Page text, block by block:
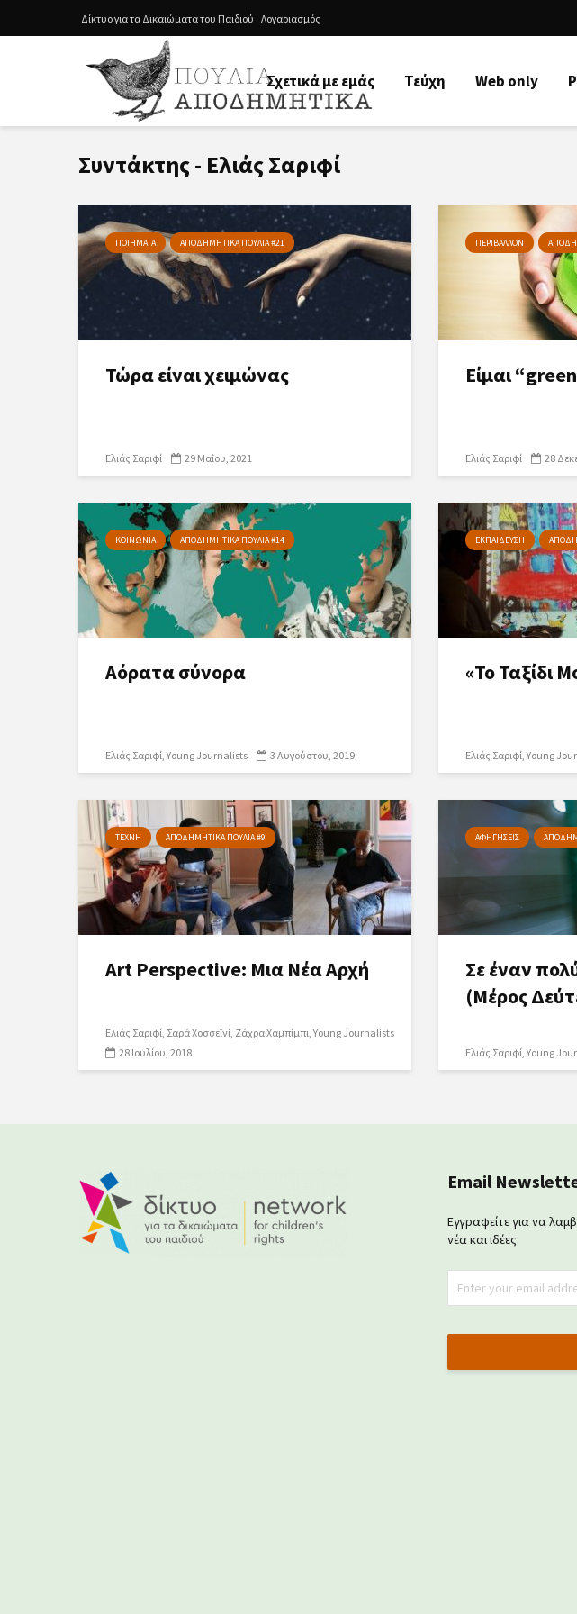
Δίκτυο για τα Δικαιώματα του Παιδιού Λογαριασμός
Σχετικά με εμάς Τεύχη Web only
Συντάκτης - Ελιάς Σαριφί
ΠΟΙΗΜΑΤΑ ΑΠΟΔΗΜΗΤΙΚΑ ΠΟΥΛΙΑ #21
Τώρα είναι χειμώνας
Ελιάς Σαριφί 29 Μαΐου, 2021
ΠΕΡΙΒΑΛΛΟΝ
Είμαι
Ελιάς Σαριφί 28
ΚΟΙΝΩΝΙΑ ΑΠΟΔΗΜΗΤΙΚΑ ΠΟΥΛΙΑ #14
Αόρατα σύνορα
Ελιάς Σαριφί Young Journalists 3 Αυγούστου, 2019
ΕΚΠΑΙΔΕΥΣΗ
«Το Ταξίδι
Ελιάς Σαριφί Young
ΤΕΧΝΗ ΑΠΟΔΗΜΗΤΙΚΑ ΠΟΥΛΙΑ #9
Art Perspective: Μια Νέα Αρχή
Ελιάς Σαριφί Σαρά Χοσσεϊνί Ζάχρα Χαμπίμπι Young Journalists
28 Ιουλίου, 2018
ΑΦΗΓΗΣΕΙΣ
Σε έναν
(Μέρος
Ελιάς Σαριφί Young
Email
Εγγραφείτε για να
νέα και ιδέες.